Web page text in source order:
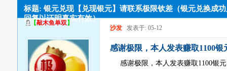
标题: 银元兑现【兑现银元】请联系极限钦差（银元兑换成
回复以证明真实有效）
【敲木鱼单双】
沙发 发表于: 05-12
感谢极限，本人发表赚取1100
感谢极限，本人发表赚取1100银